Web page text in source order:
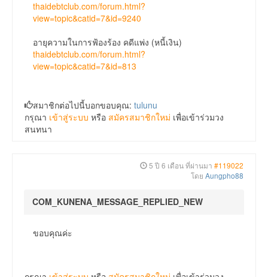
thaidebtclub.com/forum.html?
view=topic&catid=7&id=9240
อายุความในการฟ้องร้อง คดีแพ่ง (หนี้เงิน)
thaidebtclub.com/forum.html?
view=topic&catid=7&id=813
สมาชิกต่อไปนี้บอกขอบคุณ: tulunu
กรุณา เข้าสู่ระบบ หรือ สมัครสมาชิกใหม่ เพื่อเข้าร่วมวง
สนทนา
5 ปี 6 เดือน ที่ผ่านมา #119022
โดย Aungpho88
COM_KUNENA_MESSAGE_REPLIED_NEW
ขอบคุณค่ะ